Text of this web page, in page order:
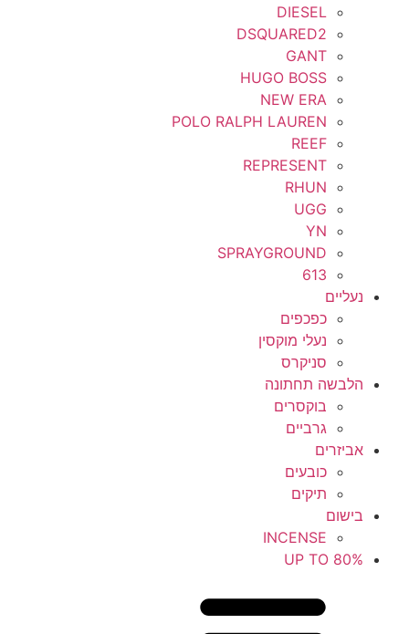
DIESEL
DSQUARED2
GANT
HUGO BOSS
NEW ERA
POLO RALPH LAUREN
REEF
REPRESENT
RHUN
UGG
YN
SPRAYGROUND
613
נעליים
כפכפים
נעלי מוקסין
סניקרס
הלבשה תחתונה
בוקסרים
גרביים
אביזרים
כובעים
תיקים
בישום
INCENSE
UP TO 80%